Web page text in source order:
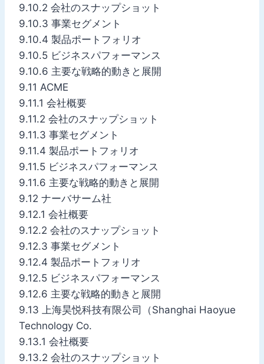
9.10.2 会社のスナップショット
9.10.3 事業セグメント
9.10.4 製品ポートフォリオ
9.10.5 ビジネスパフォーマンス
9.10.6 主要な戦略的動きと展開
9.11 ACME
9.11.1 会社概要
9.11.2 会社のスナップショット
9.11.3 事業セグメント
9.11.4 製品ポートフォリオ
9.11.5 ビジネスパフォーマンス
9.11.6 主要な戦略的動きと展開
9.12 ナーバサーム社
9.12.1 会社概要
9.12.2 会社のスナップショット
9.12.3 事業セグメント
9.12.4 製品ポートフォリオ
9.12.5 ビジネスパフォーマンス
9.12.6 主要な戦略的動きと展開
9.13 上海昊悦科技有限公司（Shanghai Haoyue
Technology Co.
9.13.1 会社概要
9.13.2 会社のスナップショット